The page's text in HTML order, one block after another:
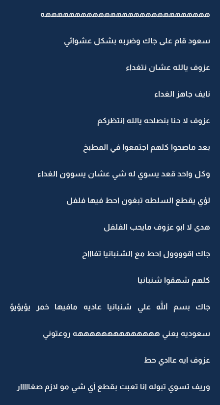
ههههههههههههههههههههههههههههه
سعود قام على جاك وضربه بشكل عشوائي
عزوف يالله عشان نتغداء
نايف جاهز الغداء
عزوف لا حنا بنصلحه يالله انتظركم
بعد ماصحوا كلهم اجتمعوا في المطبخ
وكل واحد قعد يسوي له شي عشان يسوون الغداء
لؤي يقطع السلطه تبغون احط فيها فلفل
هدى لا ابو عزوف مايحب الفلفل
جاك اقوووول احط مع الشنبانيا تفاااح
كلهم شهقوا شنبانيا
جاك بسم الله علي شنبانيا عاديه مافيها خمر يؤيؤيؤ
سعوديه يعني ههههههههههههههه روعتوني
عزوف ايه عاادي حط
وريف تسوي تبوله انا تعبت بقطع أي شي مو لازم صغااااار